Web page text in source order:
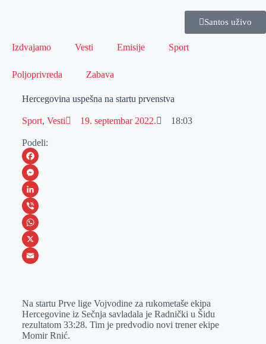
Santos uživo
Izdvajamo Vesti Emisije Sport
Poljoprivreda Zabava
Hercegovina uspešna na startu prvenstva
Sport, Vesti 19. septembar 2022. 18:03
Podeli:
F
a
c
e
b
o
M
e
s
s
e
e
r
L
i
n
k
I
n
V
i
b
W
h
s
A
p
X
a
i
l
Na startu Prve lige Vojvodine za rukometaše ekipa
Hercegovine iz Sečnja savladala je Radnički u Šidu
rezultatom 33:28. Tim je predvodio novi trener ekipe
Momir Rnić.